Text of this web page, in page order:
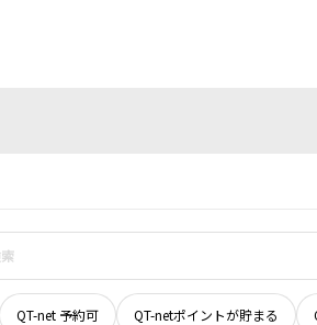
QT-net 予約可 QT-netポイントが貯まる